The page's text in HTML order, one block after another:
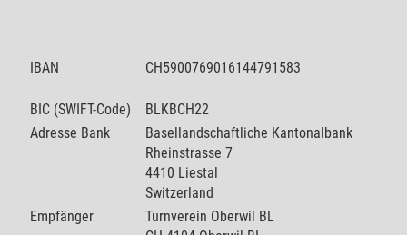
IBAN CH5900769016144791583
BIC (SWIFT-Code)
BLKBCH22
Adresse Bank
Basellandschaftliche Kantonalbank
Rheinstrasse 7
4410 Liestal
Switzerland
Empfänger
Turnverein Oberwil BL